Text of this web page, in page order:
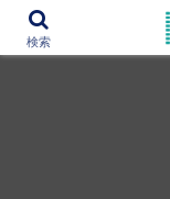
12000作品を
検索